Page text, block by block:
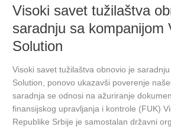
Visoki savet tužilaštva
saradnju sa kompanijom
Solution
Visoki savet tužilaštva obnovio je
Solution, ponovo ukazavši poverenje
saradnja se odnosi na ažuriranje
finansijskog upravljanja i kontrole (FUK)
Republike Srbije je samostalan državni
tužilaštva
je
saradnju
kompanijom
Vizija
Solution